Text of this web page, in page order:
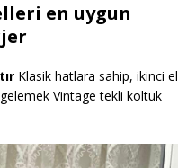
en uygun
Klasik hatlara sahip, ikinci el
Vintage tekli koltuk